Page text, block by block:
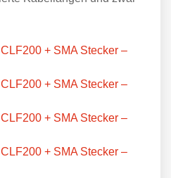
+ SMA Stecker –
+ SMA Stecker –
+ SMA Stecker –
+ SMA Stecker –